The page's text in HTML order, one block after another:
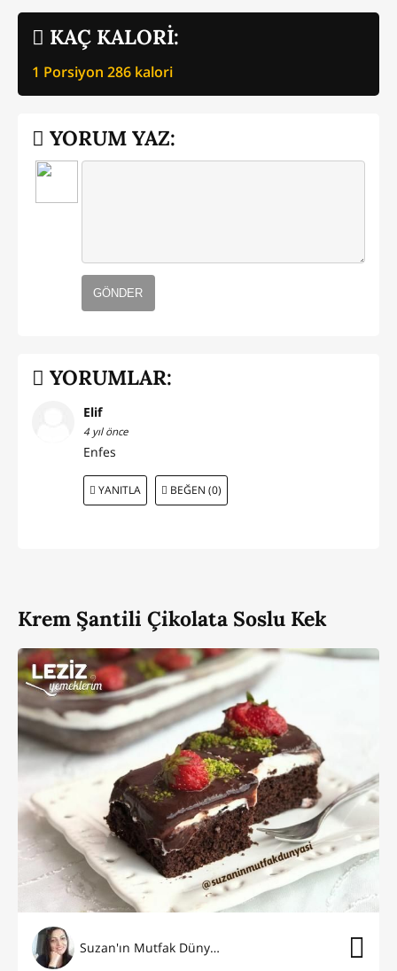
KAÇ KALORİ:
1 Porsiyon 286 kalori
YORUM YAZ:
GÖNDER
YORUMLAR:
Elif
4 yıl önce
Enfes
YANITLA BEĞEN (0)
Krem Şantili Çikolata Soslu Kek
Suzan'ın Mutfak Dünyası